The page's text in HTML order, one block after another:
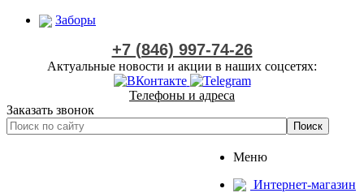
Заборы
+7 (846) 997-74-26
Актуальные новости и акции в наших соцсетях:
Телефоны и адреса
Заказать звонок
Меню
Интернет-магазин